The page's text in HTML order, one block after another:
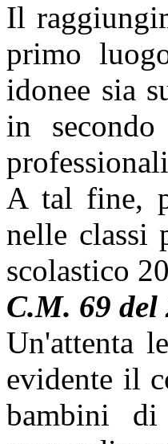
Il
primo
idonee sia
in
A tal fine,
nelle classi
scolastico
C.M. 69 del
Un'attenta
evidente il
bambini